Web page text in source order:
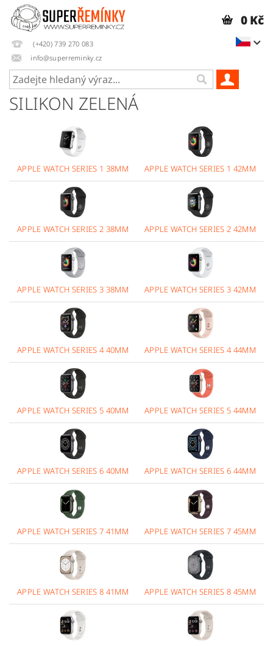
(+420) 739 270 083
info@superreminky.cz
0 Kč
SILIKON ZELENÁ
APPLE WATCH SERIES 1 38MM APPLE WATCH SERIES 1 42MM
APPLE WATCH SERIES 2 38MM APPLE WATCH SERIES 2 42MM
APPLE WATCH SERIES 3 38MM APPLE WATCH SERIES 3 42MM
APPLE WATCH SERIES 4 40MM APPLE WATCH SERIES 4 44MM
APPLE WATCH SERIES 5 40MM APPLE WATCH SERIES 5 44MM
APPLE WATCH SERIES 6 40MM APPLE WATCH SERIES 6 44MM
APPLE WATCH SERIES 7 41MM APPLE WATCH SERIES 7 45MM
APPLE WATCH SERIES 8 41MM APPLE WATCH SERIES 8 45MM